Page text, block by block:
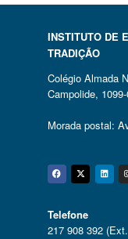
INSTITUTO DE
TRADIÇÃO
Colégio Almada
Campolide,
Morada postal:
Telefone
217 908 392